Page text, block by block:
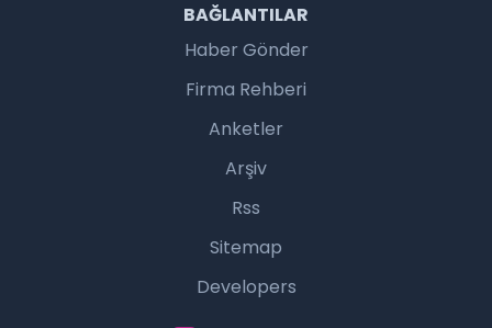
BAĞLANTILAR
Haber Gönder
Firma Rehberi
Anketler
Arşiv
Rss
Sitemap
Developers